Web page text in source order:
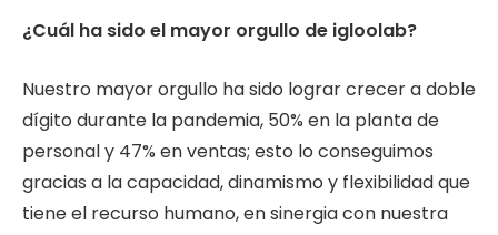
¿Cuál ha sido el mayor orgullo de igloolab?
Nuestro mayor orgullo ha sido lograr crecer a doble
dígito durante la pandemia, 50% en la planta de
personal y 47% en ventas; esto lo conseguimos
gracias a la capacidad, dinamismo y flexibilidad que
tiene el recurso humano, en sinergia con nuestra